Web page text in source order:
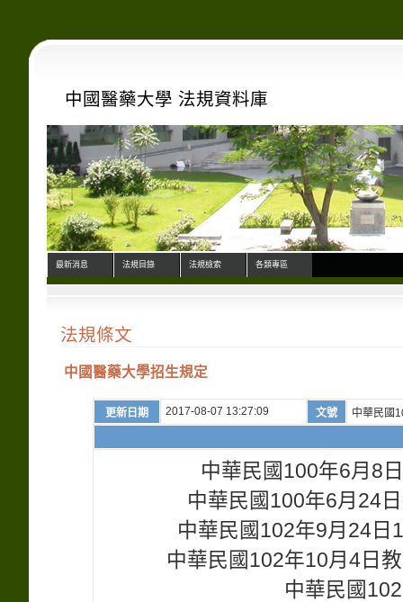
中國醫藥大學 法規資料庫
最新消息 法規目錄 法規檢索 各類專區
法規條文
中國醫藥大學招生規定
更新日期 2017-08-07 13:27:09 文號 中華民國
中華民國100年6月8
中華民國100年6月24
中華民國102年9月24日
中華民國102年10月4日
中華民國